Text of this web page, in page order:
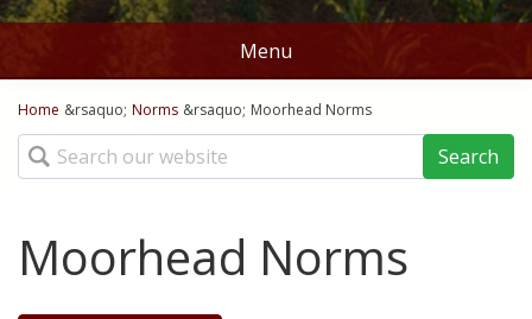
Menu
Home
Stations
Ag Weather Tools
You are here
Home &rsaquo; Norms &rsaquo; Moorhead Norms
Search
Moorhead Norms